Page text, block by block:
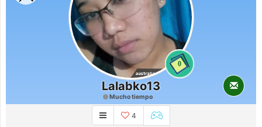
0
Lalabko13
Mucho tiempo
4